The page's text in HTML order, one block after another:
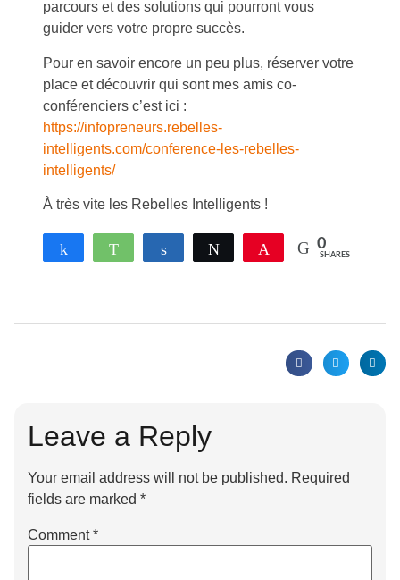
parcours et des solutions qui pourront vous
guider vers votre propre succès.
Pour en savoir encore un peu plus, réserver votre
place et découvrir qui sont mes amis co-
conférenciers c’est ici :
https://infopreneurs.rebelles-
intelligents.com/conference-les-rebelles-
intelligents/
À très vite les Rebelles Intelligents !
Share WhatsApp Share Tweet Pin 0
SHARES
Leave a Reply
Your email address will not be published. Required
fields are marked *
Comment*